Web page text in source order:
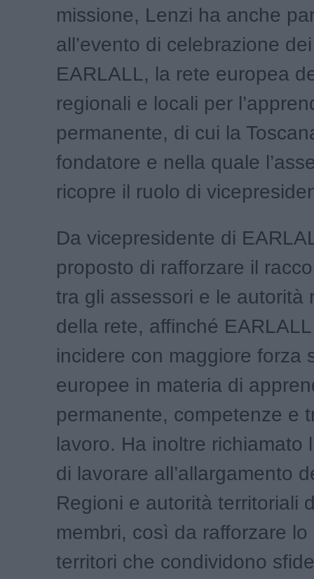
missione, Lenzi ha anche
all’evento di celebrazione
EARLALL, la rete europea
regionali e locali per
permanente, di cui la
fondatore e nella quale
ricopre il ruolo di
Da vicepresidente di
proposto di rafforzare il
tra gli assessori e le autorità
della rete, affinché
incidere con maggiore forza
europee in materia di
permanente, competenze e
lavoro. Ha inoltre richiamato
di lavorare all’allargamento
Regioni e autorità territoriali
membri, così da rafforzare
territori che condividono